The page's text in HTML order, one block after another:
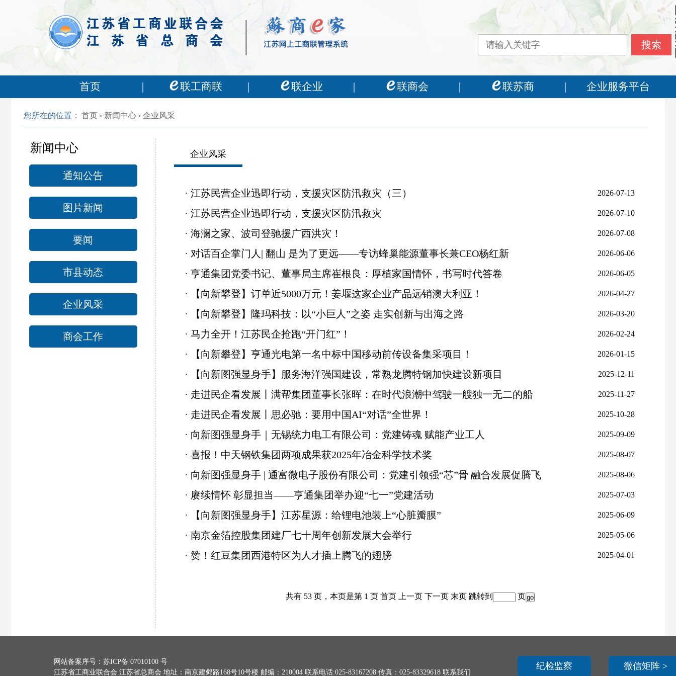
首页 联工商联 联企业 联商会 联苏商 企业服务平台
您所在的位置： 首页 > 新闻中心 > 企业风采
新闻中心
通知公告
图片新闻
要闻
市县动态
企业风采
商会工作
企业风采
· 江苏民营企业迅即行动，支援灾区防汛救灾（三） 2026-07-13
· 江苏民营企业迅即行动，支援灾区防汛救灾 2026-07-10
· 海澜之家、波司登驰援广西洪灾！ 2026-07-08
· 对话百企掌门人| 翻山 是为了更远——专访蜂巢能源董事长兼CEO杨红新 2026-06-06
· 亨通集团党委书记、董事局主席崔根良：厚植家国情怀，书写时代答卷 2026-06-05
· 【向新攀登】订单近5000万元！姜堰这家企业产品远销澳大利亚！ 2026-04-27
· 【向新攀登】隆玛科技：以“小巨人”之姿 走实创新与出海之路 2026-03-20
· 马力全开！江苏民企抢跑“开门红”！ 2026-02-24
· 【向新攀登】亨通光电第一名中标中国移动前传设备集采项目！ 2026-01-15
· 【向新图强显身手】服务海洋强国建设，常熟龙腾特钢加快建设新项目 2025-12-11
· 走进民企看发展丨满帮集团董事长张晖：在时代浪潮中驾驶一艘独一无二的船 2025-11-27
· 走进民企看发展丨思必驰：要用中国AI“对话”全世界！ 2025-10-28
· 向新图强显身手｜无锡统力电工有限公司：党建铸魂 赋能产业工人 2025-09-09
· 喜报！中天钢铁集团两项成果获2025年冶金科学技术奖 2025-08-07
· 向新图强显身手 | 通富微电子股份有限公司：党建引领强“芯”骨 融合发展促腾飞 2025-08-06
· 赓续情怀 彰显担当——亨通集团举办迎“七一”党建活动 2025-07-03
· 【向新图强显身手】江苏星源：给锂电池装上“心脏瓣膜” 2025-06-09
· 南京金箔控股集团建厂七十周年创新发展大会举行 2025-05-06
· 赞！红豆集团西港特区为人才插上腾飞的翅膀 2025-04-01
共有 53 页，本页是第 1 页 首页 上一页 下一页 末页 跳转到 页
网站备案序号： 苏ICP备 07010100 号
江苏省工商业联合会 江苏省总商会 地址：南京建邺路168号10号楼 邮编：210004 联系电话:025-83167208 传真：025-83329618 联系我们
纪检监察 微信矩阵 >